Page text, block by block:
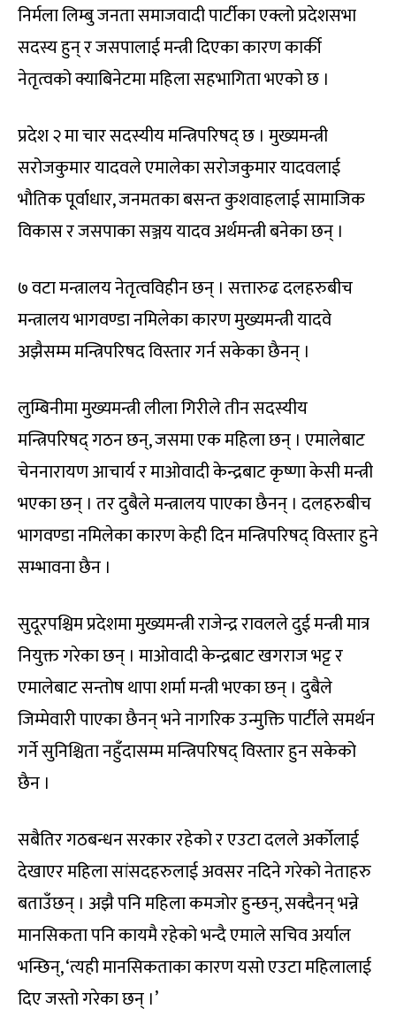
निर्मला लिम्बु जनता समाजवादी पार्टीका एक्लो प्रदेशसभा
सदस्य हुन् र जसपालाई मन्त्री दिएका कारण कार्की
नेतृत्वको क्याबिनेटमा महिला सहभागिता भएको छ ।
प्रदेश २ मा चार सदस्यीय मन्त्रिपरिषद् छ । मुख्यमन्त्री
सरोजकुमार यादवले एमालेका सरोजकुमार यादवलाई
भौतिक पूर्वाधार, जनमतका बसन्त कुशवाहलाई सामाजिक
विकास र जसपाका सञ्जय यादव अर्थमन्त्री बनेका छन् ।
७ वटा मन्त्रालय नेतृत्वविहीन छन् । सत्तारुढ दलहरुबीच
मन्त्रालय भागवण्डा नमिलेका कारण मुख्यमन्त्री यादवे
अझैसम्म मन्त्रिपरिषद विस्तार गर्न सकेका छैनन् ।
लुम्बिनीमा मुख्यमन्त्री लीला गिरीले तीन सदस्यीय
मन्त्रिपरिषद् गठन छन्, जसमा एक महिला छन् । एमालेबाट
चेननारायण आचार्य र माओवादी केन्द्रबाट कृष्णा केसी मन्त्री
भएका छन् । तर दुबैले मन्त्रालय पाएका छैनन् । दलहरुबीच
भागवण्डा नमिलेका कारण केही दिन मन्त्रिपरिषद् विस्तार हुने
सम्भावना छैन ।
सुदूरपश्चिम प्रदेशमा मुख्यमन्त्री राजेन्द्र रावलले दुई मन्त्री मात्र
नियुक्त गरेका छन् । माओवादी केन्द्रबाट खगराज भट्ट र
एमालेबाट सन्तोष थापा शर्मा मन्त्री भएका छन् । दुबैले
जिम्मेवारी पाएका छैनन् भने नागरिक उन्मुक्ति पार्टीले समर्थन
गर्ने सुनिश्चिता नहुँदासम्म मन्त्रिपरिषद् विस्तार हुन सकेको
छैन ।
सबैतिर गठबन्धन सरकार रहेको र एउटा दलले अर्कोलाई
देखाएर महिला सांसदहरुलाई अवसर नदिने गरेको नेताहरु
बताउँछन् । अझै पनि महिला कमजोर हुन्छन्, सक्दैनन् भन्ने
मानसिकता पनि कायमै रहेको भन्दै एमाले सचिव अर्याल
भन्छिन्, ‘त्यही मानसिकताका कारण यसो एउटा महिलालाई
दिए जस्तो गरेका छन् ।’